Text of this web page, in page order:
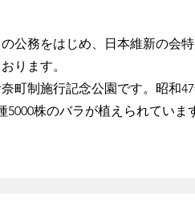
公務をはじめ、日本維新の会
ります。
町制施行記念公園です。昭和
5000株のバラが植えられていま